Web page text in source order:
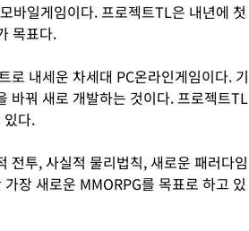
바일게임이다. 프로젝트TL은 내년에 첫
목표다.
로 내세운 차세대 PC온라인게임이다. 기
바꿔 새로 개발하는 것이다. 프로젝트TL
있다.
전투, 사실적 물리법칙, 새로운 패러다임
장 새로운 MMORPG를 목표로 하고 있